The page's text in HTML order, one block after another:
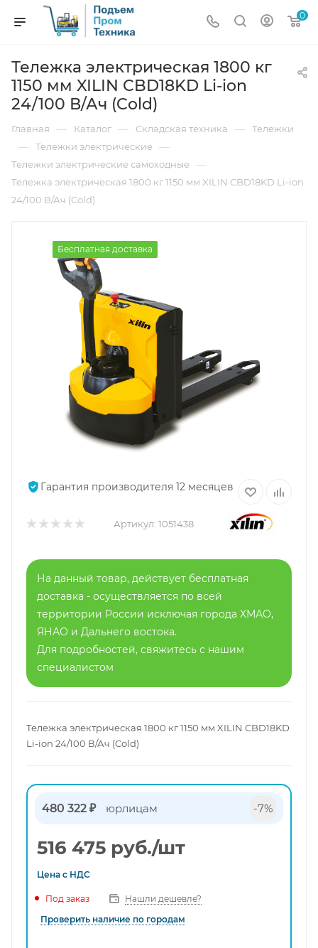
0
Тележка электрическая 1800 кг
1150 мм XILIN CBD18KD Li-ion
24/100 В/Ач (Cold)
Главная — Каталог — Складская техника — Тележки
— Тележки электрические —
Тележки электрические самоходные —
Тележка электрическая 1800 кг 1150 мм XILIN CBD18KD Li-ion
24/100 В/Ач (Cold)
Бесплатная доставка
Гарантия производителя 12 месяцев
Артикул: 1051438
На данный товар, действует бесплатная
доставка - осуществляется по всей
территории России исключая города ХМАО,
ЯНАО и Дальнего востока.
Для подробностей, свяжитесь с нашим
специалистом
Тележка электрическая 1800 кг 1150 мм XILIN CBD18KD
Li-ion 24/100 В/Ач (Cold)
480 322 ₽ юрлицам -7%
516 475 руб./шт
Цена с НДС
Под заказ
Нашли дешевле?
Проверить наличие по городам